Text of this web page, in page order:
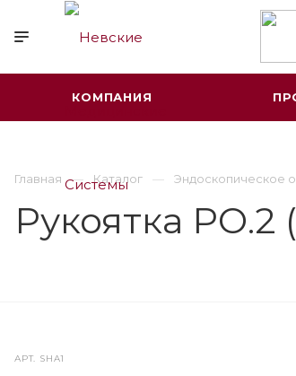
КОМПАНИЯ
Главная Каталог Эндоскопическое
Рукоятка РО.2
АРТ. SHA1